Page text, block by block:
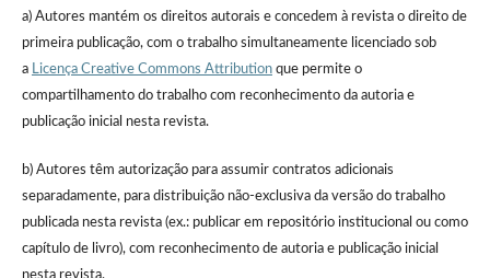
a) Autores mantém os direitos autorais e concedem à revista o direito de
primeira publicação, com o trabalho simultaneamente licenciado sob
a Licença Creative Commons Attributionque permite o
compartilhamento do trabalho com reconhecimento da autoria e
publicação inicial nesta revista.
b) Autores têm autorização para assumir contratos adicionais
separadamente, para distribuição não-exclusiva da versão do trabalho
publicada nesta revista (ex.: publicar em repositório institucional ou como
capítulo de livro), com reconhecimento de autoria e publicação inicial